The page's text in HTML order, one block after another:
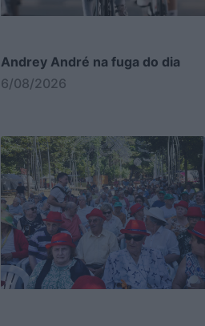
Andrey André na fuga do dia
6/08/2026